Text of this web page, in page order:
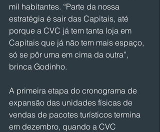
mil habitantes. “Parte da nossa
estratégia é sair das Capitais, até
porque a CVC já tem tanta loja em
Capitais que já não tem mais espaço,
só se pôr uma em cima da outra”,
brinca Godinho.
A primeira etapa do cronograma de
expansão das unidades físicas de
vendas de pacotes turísticos termina
em dezembro, quando a CVC